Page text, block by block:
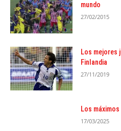
mundo
27/02/2015
Los mejores
Finlandia
27/11/2019
Los
17/03/2025